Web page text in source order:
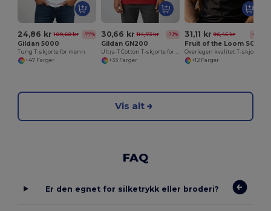
24,86 kr 109,60 kr -77%
Gildan 5000
Tung T-skjorte for menn
+47 Farger
30,66 kr 114,73 kr -73%
Gildan GN200
+33 Farger
31,11 kr 96,45 kr -68%
Overlegen kvalitet T-skjorte
+12 Farger
Vis alt
FAQ
Er den egnet for silketrykk eller broderi?